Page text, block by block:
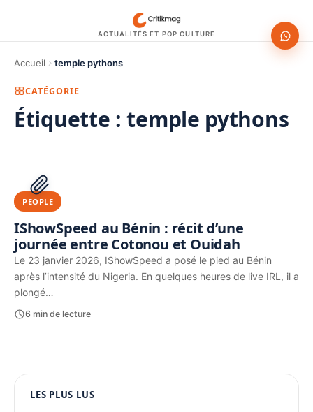
ACTUALITÉS ET POP CULTURE
Accueil temple pythons
CATÉGORIE
Étiquette :temple pythons
PUBLICITÉ
PEOPLE
IShowSpeed au Bénin : récit d’une
journée entre Cotonou et Ouidah
Le 23 janvier 2026, IShowSpeed a posé le pied au Bénin
après l’intensité du Nigeria. En quelques heures de live IRL, il a
plongé…
6 min de lecture
PUBLICITÉ
LES PLUS LUS